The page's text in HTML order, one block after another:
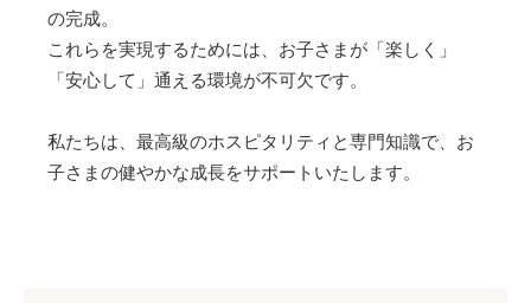
の完成。
これらを実現するためには、お子さまが「楽しく」
「安心して」通える環境が不可欠です。
私たちは、最高級のホスピタリティと専門知識で、お
子さまの健やかな成長をサポートいたします。